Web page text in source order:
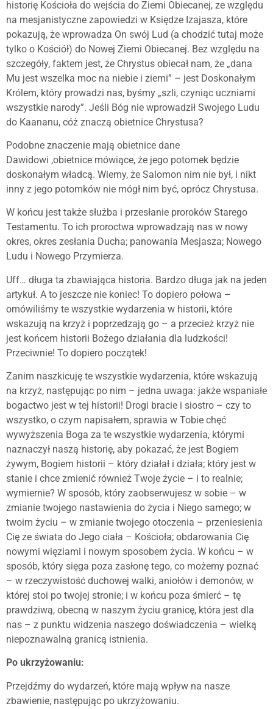
historię Kościoła do wejścia do Ziemi Obiecanej, ze względu
na mesjanistyczne zapowiedzi w Księdze Izajasza, które
pokazują, że wprowadza On swój Lud (a chodzić tutaj może
tylko o Kościół) do Nowej Ziemi Obiecanej. Bez względu na
szczegóły, faktem jest, że Chrystus obiecał nam, że „dana
Mu jest wszelka moc na niebie i ziemi” – jest Doskonałym
Królem, który prowadzi nas, byśmy „szli, czyniąc uczniami
wszystkie narody”. Jeśli Bóg nie wprowadził Swojego Ludu
do Kaananu, cóż znaczą obietnice Chrystusa?
Podobne znaczenie mają obietnice dane
Dawidowi ,obietnice mówiące, że jego potomek będzie
doskonałym władcą. Wiemy, że Salomon nim nie był, i nikt
inny z jego potomków nie mógł nim być, oprócz Chrystusa.
W końcu jest także służba i przesłanie proroków Starego
Testamentu. To ich proroctwa wprowadzają nas w nowy
okres, okres zesłania Ducha; panowania Mesjasza; Nowego
Ludu i Nowego Przymierza.
Uff… długa ta zbawiająca historia. Bardzo długa jak na jeden
artykuł. A to jeszcze nie koniec! To dopiero połowa –
omówiliśmy te wszystkie wydarzenia w historii, które
wskazują na krzyż i poprzedzają go – a przecież krzyż nie
jest końcem historii Bożego działania dla ludzkości!
Przeciwnie! To dopiero początek!
Zanim naszkicuję te wszystkie wydarzenia, które wskazują
na krzyż, następując po nim – jedna uwaga: jakże wspaniałe
bogactwo jest w tej historii! Drogi bracie i siostro – czy to
wszystko, o czym napisałem, sprawia w Tobie chęć
wywyższenia Boga za te wszystkie wydarzenia, którymi
naznaczył naszą historię, aby pokazać, że jest Bogiem
żywym, Bogiem historii – który działał i działa; który jest w
stanie i chce zmienić również Twoje życie – i to realnie;
wymiernie? W sposób, który zaobserwujesz w sobie – w
zmianie twojego nastawienia do życia i Niego samego; w
twoim życiu – w zmianie twojego otoczenia – przeniesienia
Cię ze świata do Jego ciała – Kościoła; obdarowania Cię
nowymi więziami i nowym sposobem życia. W końcu – w
sposób, który sięga poza zasłonę tego, co możemy poznać
– w rzeczywistość duchowej walki, aniołów i demonów, w
której stoi po twojej stronie; i w końcu poza śmierć – tę
prawdziwą, obecną w naszym życiu granicę, która jest dla
nas – z punktu widzenia naszego doświadczenia – wielką
niepoznawalną granicą istnienia.
Po ukrzyżowaniu:
Przejdźmy do wydarzeń, które mają wpływ na nasze
zbawienie, następując po ukrzyżowaniu.